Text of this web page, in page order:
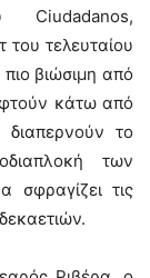
Ciudadanos,
τελευταίου
βιώσιμη από
κάτω από
το
των
σφραγίζει τις